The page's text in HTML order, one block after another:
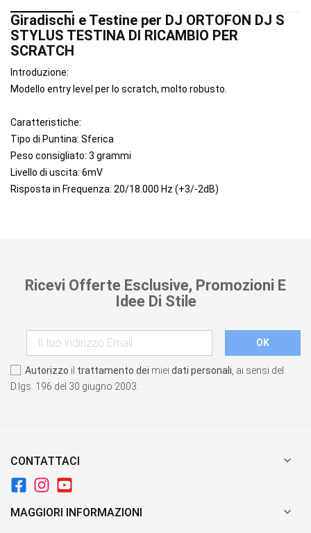
Giradischi e Testine per DJ ORTOFON DJ S
STYLUS TESTINA DI RICAMBIO PER
SCRATCH
Introduzione:
Modello entry level per lo scratch, molto robusto.
Caratteristiche:
Tipo di Puntina: Sferica
Peso consigliato: 3 grammi
Livello di uscita: 6mV
Risposta in Frequenza: 20/18.000 Hz (+3/-2dB)
Ricevi Offerte Esclusive, Promozioni E
Idee Di Stile
Autorizzo il trattamento dei miei dati personali , ai sensi del
D.lgs. 196 del 30 giugno 2003.
CONTATTACI 
MAGGIORI INFORMAZIONI 